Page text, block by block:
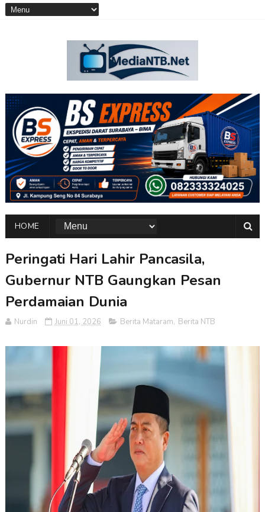
HOME
Peringati Hari Lahir Pancasila,
Gubernur NTB Gaungkan Pesan
Perdamaian Dunia
Nurdin Juni 01, 2026 Berita Mataram, Berita NTB